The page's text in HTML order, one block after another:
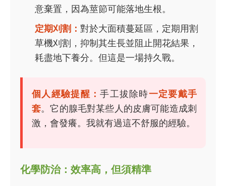
意棄置，因為莖節可能落地生根。
定期刈割： 對於大面積蔓延區，定期用割
草機刈割，抑制其生長並阻止開花結果，
耗盡地下養分。但這是一場持久戰。
個人經驗提醒：手工拔除時一定要戴手
套。它的腺毛對某些人的皮膚可能造成刺
激，會發癢。我就有過這不舒服的經驗。
化學防治：效率高，但須精準